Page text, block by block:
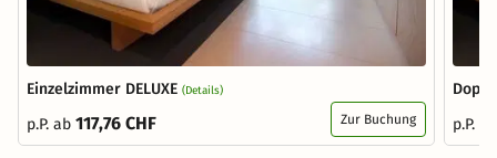
Einzelzimmer DELUXE (Details)
p.P. ab 117,76 CHF Zur Buchung
p.P.